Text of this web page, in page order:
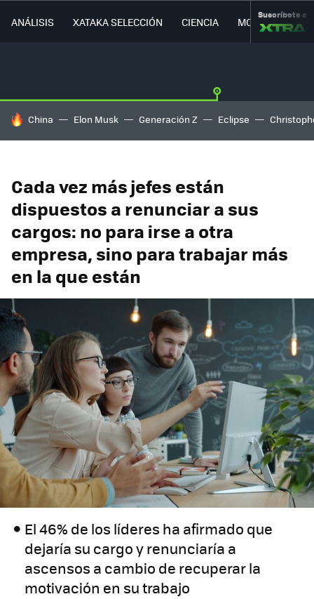
ANÁLISIS XATAKA SELECCIÓN CIENCIA MOVILIDAD
Suscríbete a
HOY SE HABLA DE
China Elon Musk Generación Z Eclipse
Cada vez más jefes están
dispuestos a renunciar a sus
cargos: no para irse a otra
empresa, sino para trabajar más
en la que están
El 46% de los líderes ha afirmado que
dejaría su cargo y renunciaría a
ascensos a cambio de recuperar la
motivación en su trabajo